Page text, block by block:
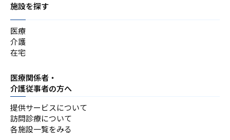
施設を探す
医療
介護
在宅
医療関係者・
介護従事者の方へ
提供サービスについて
訪問診療について
各施設一覧をみる